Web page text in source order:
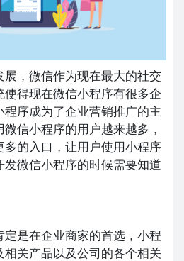
，微信作为现在最大的社交
得现在微信小程序有很多企
序成为了企业营销推广的主
信小程序的用户越来越多，
的入口，让用户使用小程序
微信小程序的时候需要知道
是在企业商家的首选，小程
相关产品以及公司的各个相关